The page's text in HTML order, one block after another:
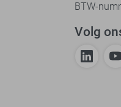
BTW-
Volg